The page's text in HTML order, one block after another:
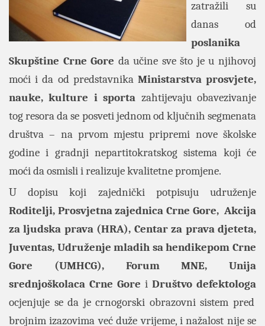
zatražili su
danas od
poslanika
Skupštine Crne Gore da učine sve što je u njihovoj
moći i da od predstavnika Ministarstva prosvjete,
nauke, kulture i sporta zahtijevaju obavezivanje
tog resora da se posveti jednom od ključnih segmenata
društva – na prvom mjestu pripremi nove školske
godine i gradnji nepartitokratskog sistema koji će
moći da osmisli i realizuje kvalitetne promjene.
U dopisu koji zajednički potpisuju udruženje
Roditelji, Prosvjetna zajednica Crne Gore, Akcija
za ljudska prava (HRA), Centar za prava djeteta,
Juventas, Udruženje mladih sa hendikepom Crne
Gore (UMHCG), Forum MNE, Unija
srednjoškolaca Crne Gore i Društvo defektologa
ocjenjuje se da je crnogorski obrazovni sistem pred
brojnim izazovima već duže vrijeme, i nažalost nije se